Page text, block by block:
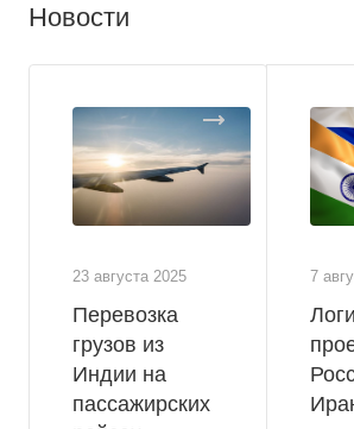
Новости
23 августа 2025
Перевозка
грузов из
Индии на
пассажирских
7